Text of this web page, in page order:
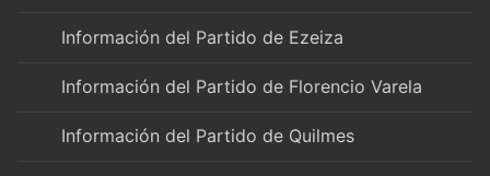
Información del Partido de Ezeiza
Información del Partido de Florencio Varela
Información del Partido de Quilmes